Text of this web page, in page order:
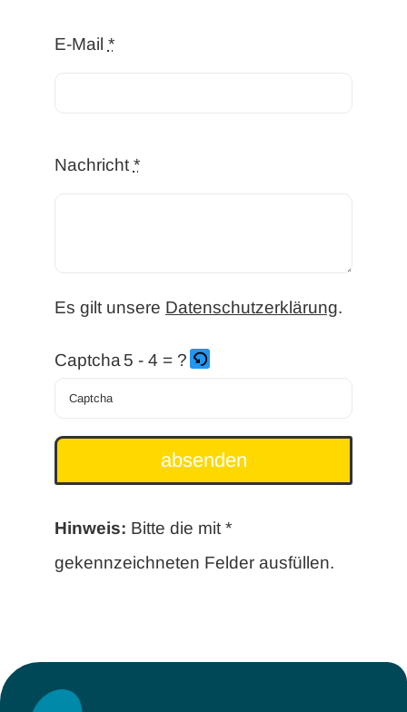
E-Mail *
Nachricht *
Es gilt unsere Datenschutzerklärung.
Captcha5 - 4 = ?
Bitte
im
CAPTCHA
absenden
Hinweis: Bitte die mit *
gekennzeichneten Felder ausfüllen.